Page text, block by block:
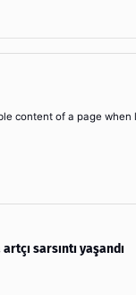
content of a page when
sarsıntı yaşandı